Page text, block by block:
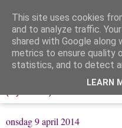
Löpning &
Mitt liv, mina tankar & min
onsdag 9 april 2014
This site uses cookies
and to analyze traffic.
shared with Google
metrics to ensure quality
statistics, and to detect
LEARN